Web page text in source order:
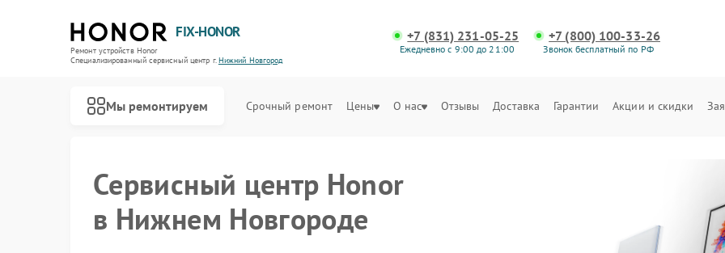
FIX-HONOR
Ремонт устройств Honor
Специализированный cервисный центр г.Нижний Новгород
+7 (831) 231-05-25
Ежедневно с 9:00 до 21:00
+7 (800) 100-33-26
Звонок бесплатный по РФ
Мы ремонтируем Срочный ремонт Цены О нас Отзывы Доставка Гарантии Акции и скидки
Сервисный центр Honor
в Нижнем Новгороде